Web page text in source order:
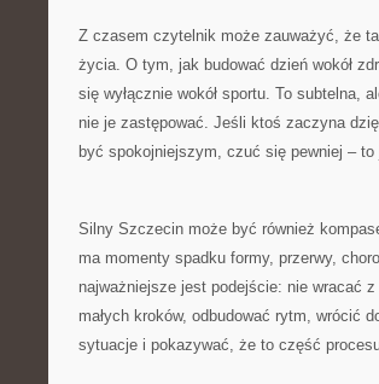
Z czasem czytelnik może zauważyć, że
życia. O tym, jak budować dzień wokół
się wyłącznie wokół sportu. To subtelna,
nie je zastępować. Jeśli ktoś zaczyna
być spokojniejszym, czuć się pewniej –
Silny Szczecin może być również
ma momenty spadku formy, przerwy,
najważniejsze jest podejście: nie wracać
małych kroków, odbudować rytm, wrócić
sytuacje i pokazywać, że to część